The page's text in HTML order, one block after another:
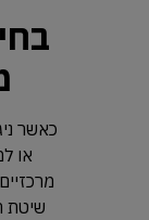
כאשר
או
שיטת